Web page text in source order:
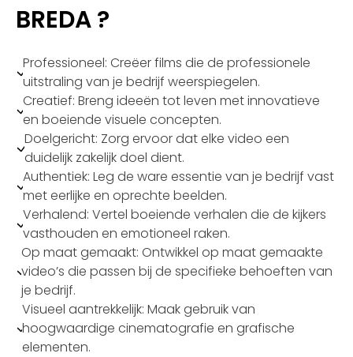
BREDA ?
Professioneel: Creëer films die de professionele
uitstraling van je bedrijf weerspiegelen.
Creatief: Breng ideeën tot leven met innovatieve
en boeiende visuele concepten.
Doelgericht: Zorg ervoor dat elke video een
duidelijk zakelijk doel dient.
Authentiek: Leg de ware essentie van je bedrijf vast
met eerlijke en oprechte beelden.
Verhalend: Vertel boeiende verhalen die de kijkers
vasthouden en emotioneel raken.
Op maat gemaakt: Ontwikkel op maat gemaakte
video’s die passen bij de specifieke behoeften van
je bedrijf.
Visueel aantrekkelijk: Maak gebruik van
hoogwaardige cinematografie en grafische
elementen.